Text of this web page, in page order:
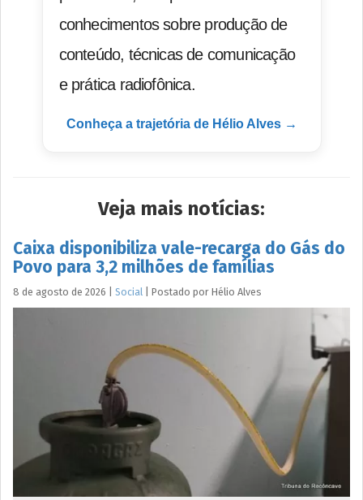
conhecimentos sobre produção de
conteúdo, técnicas de comunicação
e prática radiofônica.
Conheça a trajetória de Hélio Alves →
Veja mais notícias:
Caixa disponibiliza vale-recarga do Gás do
Povo para 3,2 milhões de famílias
8 de agosto de 2026 Social Postado por Hélio Alves